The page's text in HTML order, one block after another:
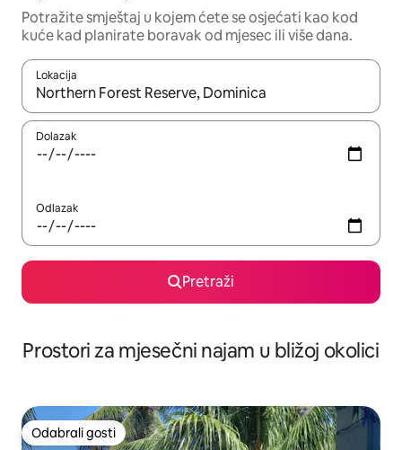
Potražite smještaj u kojem ćete se osjećati kao kod
kuće kad planirate boravak od mjesec ili više dana.
Lokacija
Kada budu dostupni rezultati, moći ćete ih pregledati
Dolazak
Odlazak
Pretraži
Prostori za mjesečni najam u bližoj okolici
Odabrali gosti
Odabrali gosti